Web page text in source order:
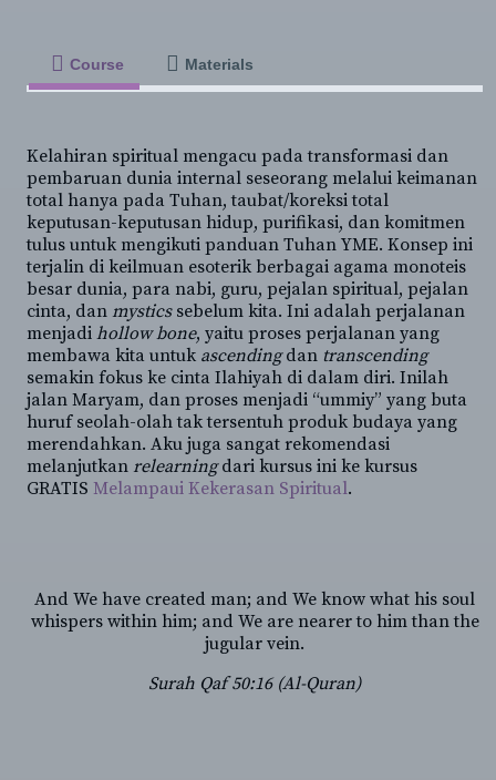
Course Materials
Kelahiran spiritual mengacu pada transformasi dan
pembaruan dunia internal seseorang melalui keimanan
total hanya pada Tuhan, taubat/koreksi total
keputusan-keputusan hidup, purifikasi, dan komitmen
tulus untuk mengikuti panduan Tuhan YME. Konsep ini
terjalin di keilmuan esoterik berbagai agama monoteis
besar dunia, para nabi, guru, pejalan spiritual, pejalan
cinta, danmysticssebelum kita. Ini adalah perjalanan
menjadihollow bone, yaitu proses perjalanan yang
membawa kita untuk ascendingdan transcending
semakin fokus ke cinta Ilahiyah di dalam diri. Inilah
jalan Maryam, dan proses menjadi “ummiy” yang buta
huruf seolah-olah tak tersentuh produk budaya yang
merendahkan. Aku juga sangat rekomendasi
melanjutkan relearningdari kursus ini ke kursus
GRATIS Melampaui Kekerasan Spiritual.
And We have created man; and We know what his soul
whispers within him; and We are nearer to him than the
jugular vein.
Surah Qaf 50:16 (Al-Quran)